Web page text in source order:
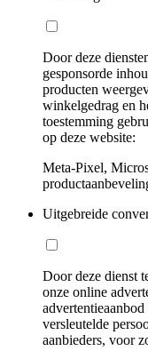
Door deze
gesponsorde
producten
winkelgedrag en
toestemming
op deze website:
Meta-Pixel,
Uitgebreide
Door deze dienst
onze online
versleutelde
aanbieders, voor